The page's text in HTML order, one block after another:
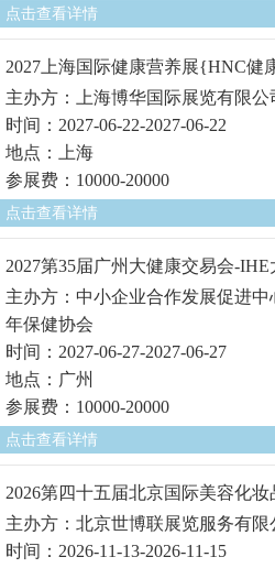
点击查看详情
2027上海国际健康营养展{HNC健
主办方：上海博华国际展览有限公
时间：2027-06-22-2027-06-22
地点：上海
参展费：10000-20000
点击查看详情
2027第35届广州大健康交易会-
主办方：中小企业合作发展促进
年保健协会
时间：2027-06-27-2027-06-27
地点：广州
参展费：10000-20000
点击查看详情
2026第四十五届北京国际美容化妆
主办方：北京世博联展览服务有限
时间：2026-11-13-2026-11-15